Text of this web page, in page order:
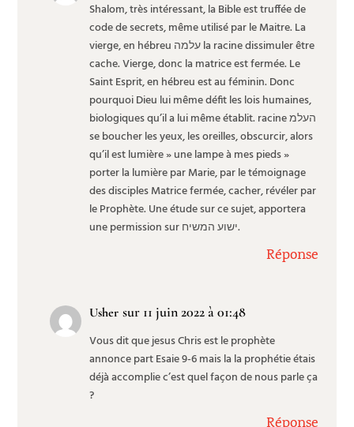
Shalom, très intéressant, la Bible est truffée de
code de secrets, même utilisé par le Maitre. La
vierge, en hébreu עלמה la racine dissimuler être
cache. Vierge, donc la matrice est fermée. Le
Saint Esprit, en hébreu est au féminin. Donc
pourquoi Dieu lui même défit les lois humaines,
biologiques qu’il a lui même établit. racine העלמ
se boucher les yeux, les oreilles, obscurcir, alors
qu’il est lumière » une lampe à mes pieds »
porter la lumière par Marie, par le témoignage
des disciples Matrice fermée, cacher, révéler par
le Prophète. Une étude sur ce sujet, apportera
une permission sur ישוע המשיח.
Réponse
Usher sur 11 juin 2022 à 01:48
Vous dit que jesus Chris est le prophète
annonce part Esaie 9-6 mais la la prophétie étais
déjà accomplie c’est quel façon de nous parle ça
?